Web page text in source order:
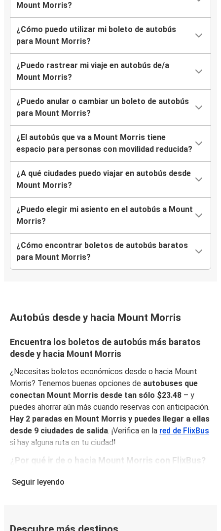
Mount Morris?
¿Cómo puedo utilizar mi boleto de autobús
para Mount Morris?
¿Puedo rastrear mi viaje en autobús de/a
Mount Morris?
¿Puedo anular o cambiar un boleto de autobús
para Mount Morris?
¿El autobús que va a Mount Morris tiene
espacio para personas con movilidad reducida?
¿A qué ciudades puedo viajar en autobús desde
Mount Morris?
¿Puedo elegir mi asiento en el autobús a Mount
Morris?
¿Cómo encontrar boletos de autobús baratos
para Mount Morris?
Autobús desde y hacia Mount Morris
Encuentra los boletos de autobús más baratos
desde y hacia Mount Morris
¿Necesitas boletos económicos desde o hacia Mount
Morris? Tenemos buenas opciones de autobuses que
conectan Mount Morris desde tan sólo $23.48 – y
puedes ahorrar aún más cuando reservas con anticipación.
Hay 2 paradas en Mount Morris y puedes llegar a ellas
desde 9 ciudades de salida. ¡Verifica en la red de FlixBus
si hay alguna ruta en tu ciudad!
¿Por qué ir de o hacia Mount Morris con FlixBus?
FlixBus combina precios bajos con comodidad para
enchufes. Escoge tu asiento favorito al reservar y viaja
Seguir leyendo